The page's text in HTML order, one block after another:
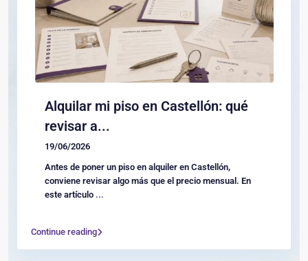
Alquilar mi piso en Castellón: qué
revisar a...
19/06/2026
Antes de poner un piso en alquiler en Castellón,
conviene revisar algo más que el precio mensual. En
este artículo ...
Continue reading